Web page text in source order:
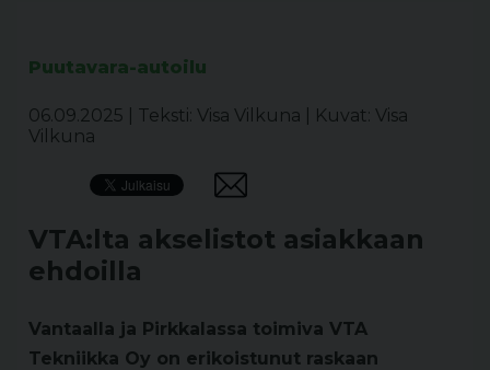
Puutavara-autoilu
06.09.2025 Teksti: Visa Vilkuna
Kuvat: Visa
Vilkuna
VTA:lta akselistot asiakkaan
ehdoilla
Vantaalla ja Pirkkalassa toimiva VTA
Tekniikka Oy on erikoistunut raskaan